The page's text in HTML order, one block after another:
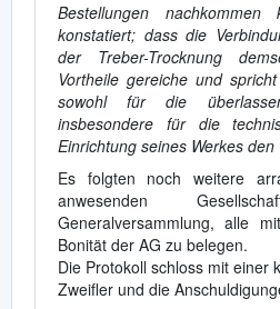
Bestellungen
konstatiert; dass die
der Treber-Trocknung
Vortheile gereiche und
sowohl für die
insbesondere für die
Einrichtung seines Werkes
Es folgten noch weitere
anwesenden
Generalversammlung, alle
Bonität der AG zu belegen.
Die Protokoll schloss mit einer
Zweifler und die